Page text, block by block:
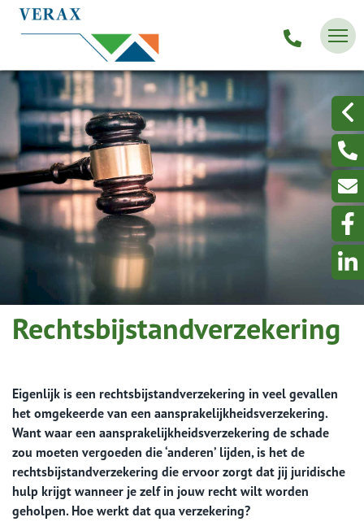
Rechtsbijstandverzekering
Eigenlijk is een rechtsbijstandverzekering in veel gevallen
het omgekeerde van een aansprakelijkheidsverzekering.
Want waar een aansprakelijkheidsverzekering de schade
zou moeten vergoeden die ‘anderen’ lijden, is het de
rechtsbijstandverzekering die ervoor zorgt dat jij juridische
hulp krijgt wanneer je zelf in jouw recht wilt worden
geholpen. Hoe werkt dat qua verzekering?